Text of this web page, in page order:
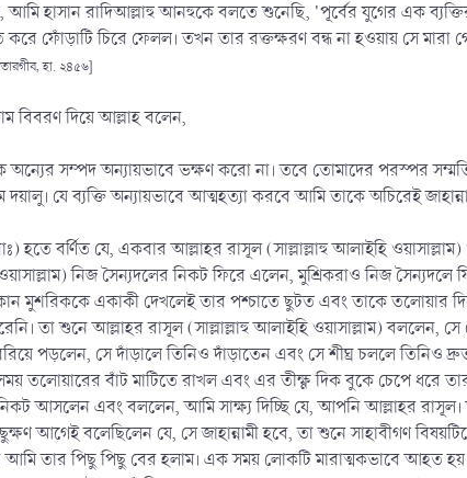
আমি হাসান রাদিআল্লাহু আনহুকে বলতে শুনেছি, 'পূর্বের যুগের এক
ফোঁড়াটি চিরে ফেলল। তখন তার রক্তক্ষরণ বন্ধ না হওয়ায় সে মারা
হা. ২৪৫৬]
বিবরণ দিয়ে আল্লাহ বলেন,
অন্যের সম্পদ অন্যায়ভাবে ভক্ষণ করো না। তবে তোমাদের পরস্পর
যে ব্যক্তি অন্যায়ভাবে আত্মহত্যা করবে আমি তাকে অচিরেই
হতে বর্ণিত যে, একবার আল্লাহর রাসূল (সাল্লাল্লাহু আলাইহি
নিজ সৈন্যদলের নিকট ফিরে এলেন, মুশ্রিকরাও নিজ সৈন্যদলে
মুশরিককে একাকী দেখলেই তার পশ্চাতে ছুটত এবং তাকে তলোয়ার
তা শুনে আল্লাহর রাসূল (সাল্লাল্লাহু আলাইহি ওয়াসাল্লাম) বললেন,
পড়লেন, সে দাঁড়ালে তিনিও দাঁড়াতেন এবং সে শীঘ্র চললে
তলোয়ারের বাঁট মাটিতে রাখল এবং এর তীক্ষ্ণ দিক বুকে চেপে ধরে
আসলেন এবং বললেন, আমি সাক্ষ্য দিচ্ছি যে, আপনি আল্লাহর রাসূল।
আগেই বলেছিলেন যে, সে জাহান্নামী হবে, তা শুনে সাহাবীগণ
তার পিছু পিছু বের হলাম। এক সময় লোকটি মারাত্মকভাবে আহত